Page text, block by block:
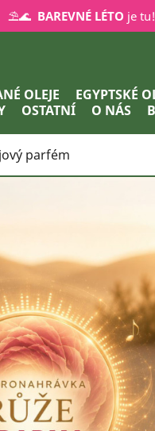
⛱️🌊 BAREVNÉ LÉTO je
OLEJE EGYPTSKÉ
OSTATNÍ O NÁS
parfém